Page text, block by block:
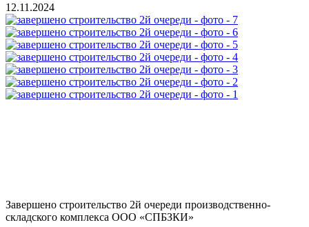
12.11.2024
Завершено строительство 2й очереди производственно-
складского комплекса ООО «СПБЗКИ»